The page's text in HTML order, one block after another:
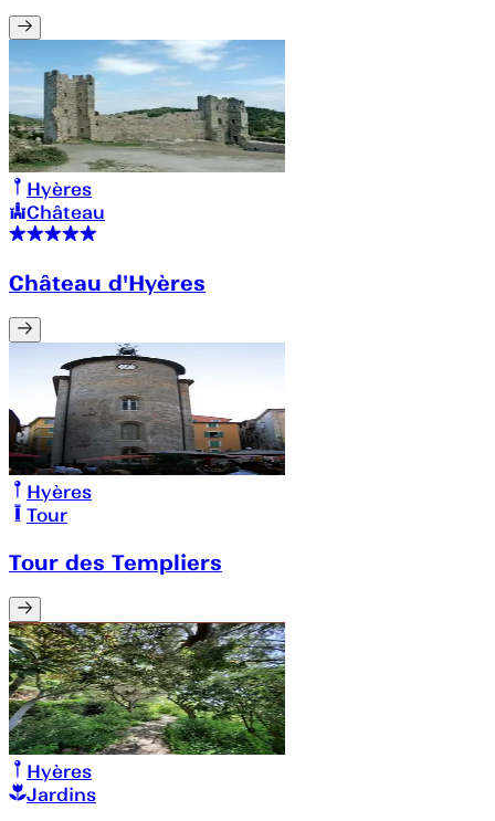
Hyères
Château
Château d'Hyères
Hyères
Tour
Tour des Templiers
Hyères
Jardins